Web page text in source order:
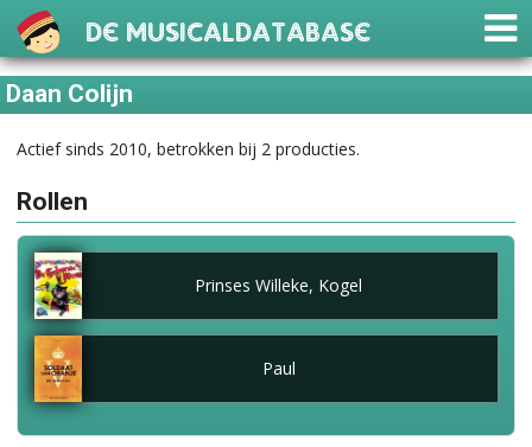
De Musicaldatabase
Daan Colijn
Actief sinds 2010, betrokken bij 2 producties.
Rollen
Prinses Willeke, Kogel
Paul